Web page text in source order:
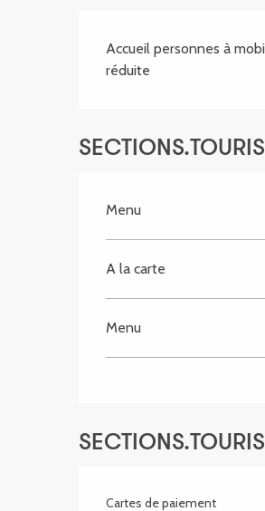
Accueil personnes à
réduite
Menu
A la carte
Menu
Cartes de paiement